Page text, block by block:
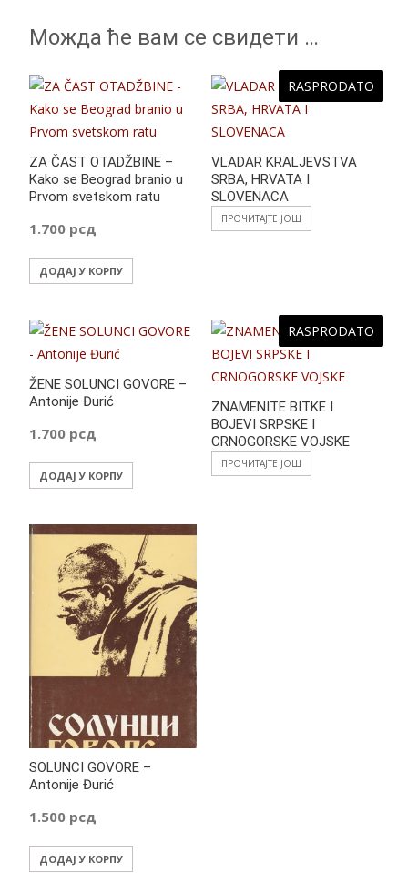
e
o
o
k
er at
A
p
p
itt ss
e
n
g
er
ar
Можда ће вам се свидети …
ZA ČAST OTADŽBINE –
Kako se Beograd branio u
Prvom svetskom ratu
1.700 рсд
ДОДАЈ У КОРПУ
RASPRODATO
VLADAR KRALJEVSTVA
SRBA, HRVATA I
SLOVENACA
ПРОЧИТАЈТЕ ЈОШ
ŽENE SOLUNCI GOVORE –
Antonije Đurić
1.700 рсд
ДОДАЈ У КОРПУ
RASPRODATO
ZNAMENITE BITKE I
BOJEVI SRPSKE I
CRNOGORSKE VOJSKE
ПРОЧИТАЈТЕ ЈОШ
SOLUNCI GOVORE –
Antonije Đurić
1.500 рсд
ДОДАЈ У КОРПУ